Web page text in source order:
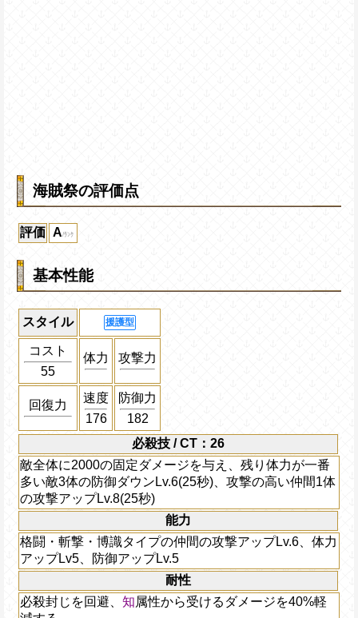
海賊祭の評価点
評価 A
基本性能
スタイル 援護型
コスト
55
体力 攻撃力
回復力
速度
176
防御力
182
必殺技 / CT：26
敵全体に2000の固定ダメージを与え、残り体力が一番
多い敵3体の防御ダウンLv.6(25秒)、攻撃の高い仲間1体
の攻撃アップLv.8(25秒)
能力
格闘・斬撃・博識タイプの仲間の攻撃アップLv.6、体力
アップLv5、防御アップLv.5
耐性
必殺封じを回避、 知属性から受けるダメージを40%軽